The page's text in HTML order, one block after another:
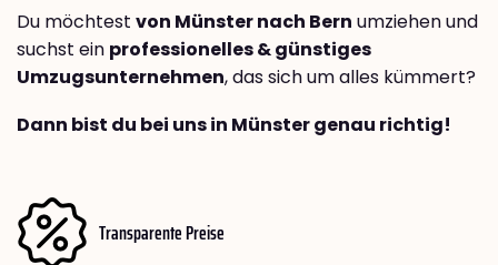
Du möchtest von Münster nach Bern umziehen und
suchst ein professionelles & günstiges
Umzugsunternehmen, das sich um alles kümmert?
Dann bist du bei uns in Münster genau richtig!
Transparente Preise